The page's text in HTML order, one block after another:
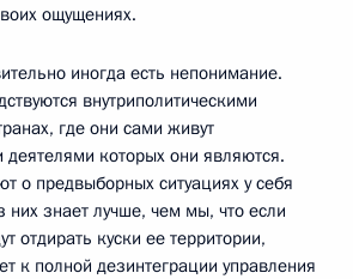
ощущениях.
иногда есть непонимание.
внутриполитическими
где они сами живут
деятелями которых они являются.
о предвыборных ситуациях у себя
них знает лучше, чем мы, что если
отдирать куски ее территории,
к полной дезинтеграции управления